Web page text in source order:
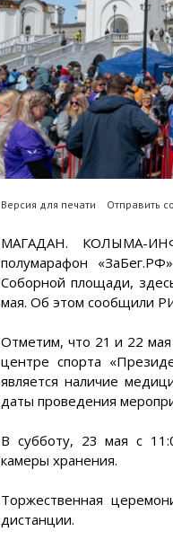
Версия для печати Отправить
МАГАДАН. КОЛЫМА-
полумарафон
Соборной площади,
мая. Об этом сообщили
Отметим, что 21 и 22
центре спорта
является наличие
даты проведения
В субботу, 23 мая с
камеры хранения.
Торжественная
дистанции.